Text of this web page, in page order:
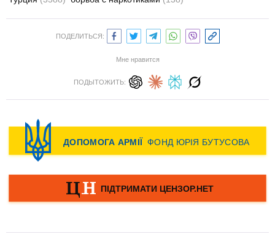
ПОДЕЛИТЬСЯ:
Мне нравится
ПОДЫТОЖИТЬ: